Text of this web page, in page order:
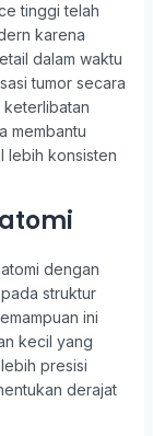
tinggi telah
karena
dalam waktu
tumor secara
keterlibatan
membantu
lebih konsisten
dengan
struktur
ini
kecil yang
presisi
derajat